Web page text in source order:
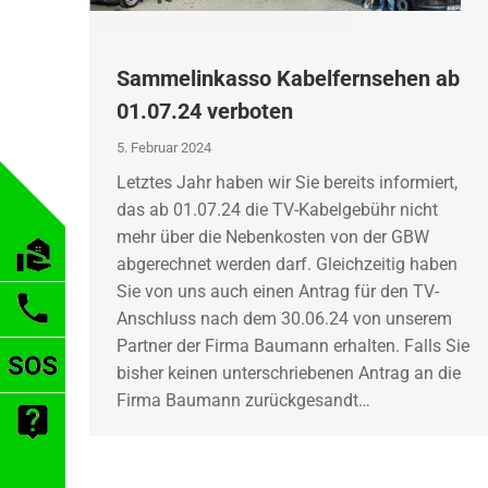
Sammelinkasso Kabelfernsehen ab
01.07.24 verboten
5. Februar 2024
Letztes Jahr haben wir Sie bereits informiert,
das ab 01.07.24 die TV-Kabelgebühr nicht
mehr über die Nebenkosten von der GBW
abgerechnet werden darf. Gleichzeitig haben
Sie von uns auch einen Antrag für den TV-
Anschluss nach dem 30.06.24 von unserem
Partner der Firma Baumann erhalten. Falls Sie
bisher keinen unterschriebenen Antrag an die
Firma Baumann zurückgesandt…